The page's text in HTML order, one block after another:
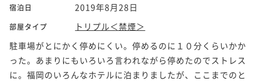
宿泊日 2019年8月28日
部屋タイプ
トリプル＜禁煙＞
駐車場がとにかく停めにくい。停めるのに１０分くらいかか
った。あまりにもいろいろ言われながら停めたのでストレス
に。福岡のいろんなホテルに泊まりましたが、ここまでのと